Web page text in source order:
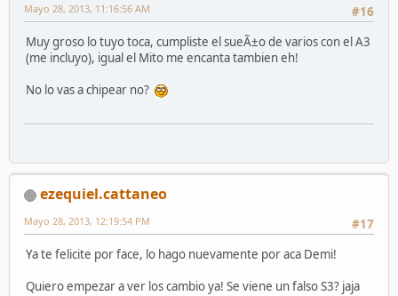
#16
Mayo 28, 2013, 11:16:56 AM
Muy groso lo tuyo toca, cumpliste el sueÃ±o de varios con el A3
(me incluyo), igual el Mito me encanta tambien eh!
No lo vas a chipear no?
ezequiel.cattaneo
#17
Mayo 28, 2013, 12:19:54 PM
Ya te felicite por face, lo hago nuevamente por aca Demi!
Quiero empezar a ver los cambio ya! Se viene un falso S3? jaja